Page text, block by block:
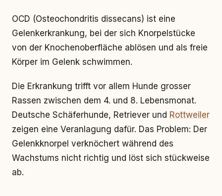
OCD (Osteochondritis dissecans) ist eine
Gelenkerkrankung, bei der sich Knorpelstücke
von der Knochenoberfläche ablösen und als freie
Körper im Gelenk schwimmen.
Die Erkrankung trifft vor allem Hunde grosser
Rassen zwischen dem 4. und 8. Lebensmonat.
Deutsche Schäferhunde, Retriever und Rottweiler
zeigen eine Veranlagung dafür. Das Problem: Der
Gelenkknorpel verknöchert während des
Wachstums nicht richtig und löst sich stückweise
ab.